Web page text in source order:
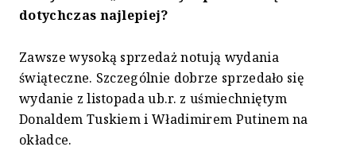
dotychczas najlepiej?
Zawsze wysoką sprzedaż notują wydania
świąteczne. Szczególnie dobrze sprzedało się
wydanie z listopada ub.r. z uśmiechniętym
Donaldem Tuskiem i Władimirem Putinem na
okładce.